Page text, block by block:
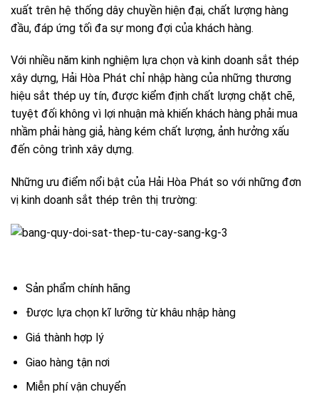
xuất trên hệ thống dây chuyền hiện đại, chất lượng hàng
đầu, đáp ứng tối đa sự mong đợi của khách hàng.
Với nhiều năm kinh nghiệm lựa chọn và kinh doanh sắt thép
xây dựng, Hải Hòa Phát chỉ nhập hàng của những thương
hiệu sắt thép uy tín, được kiểm định chất lượng chặt chẽ,
tuyệt đối không vì lợi nhuận mà khiến khách hàng phải mua
nhầm phải hàng giả, hàng kém chất lượng, ảnh hưởng xấu
đến công trình xây dựng.
Những ưu điểm nổi bật của Hải Hòa Phát so với những đơn
vị kinh doanh sắt thép trên thị trường:
Sản phẩm chính hãng
Được lựa chọn kĩ lưỡng từ khâu nhập hàng
Giá thành hợp lý
Giao hàng tận nơi
Miễn phí vận chuyển